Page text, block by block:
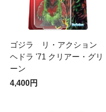
ゴジラ リ・アクション
ヘドラ '71 クリアー・グリ
ーン
4,400円